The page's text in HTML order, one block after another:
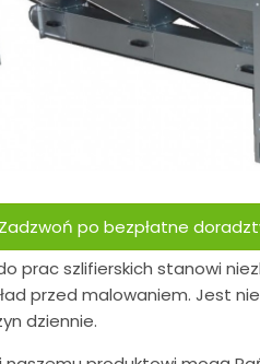
po bezpłatne
prac szlifierskich stanowi
przed malowaniem. Jest
dziennie.